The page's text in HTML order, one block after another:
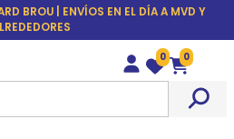
BROU | ENVÍOS EN EL DÍA A MVD Y
Wishlist
0
Carrito
0